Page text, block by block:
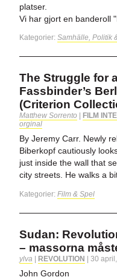
platser.
Vi har gjort en banderoll
Kategorier: Samhälle, Politik
The Struggle for
Fassbinder’s
(Criterion
Matthew Sorrento FILM
orginal
By Jeremy Carr. Newly
Biberkopf cautiously
just inside the wall that
city streets. He walks a
Kategorier: Film & Spel
Sudan:
– massorna
ylva REVOLUTION 30
John Gordon